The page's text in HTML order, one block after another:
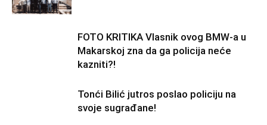
FOTO KRITIKA Vlasnik ovog BMW-a u
Makarskoj zna da ga policija neće
kazniti?!
Tonći Bilić jutros poslao policiju na
svoje sugrađane!